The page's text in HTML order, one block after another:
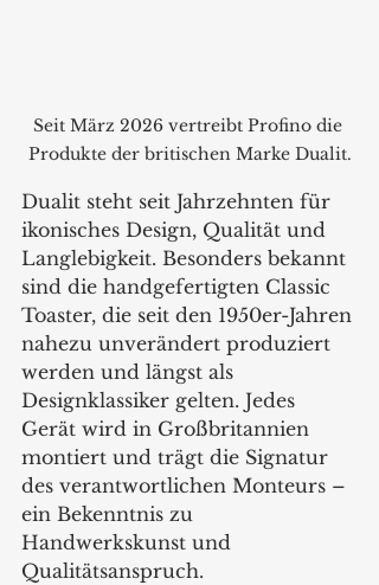
Seit März 2026 vertreibt Profino die
Produkte der britischen Marke Dualit.
Dualit steht seit Jahrzehnten für
ikonisches Design, Qualität und
Langlebigkeit. Besonders bekannt
sind die handgefertigten Classic
Toaster, die seit den 1950er-Jahren
nahezu unverändert produziert
werden und längst als
Designklassiker gelten. Jedes
Gerät wird in Großbritannien
montiert und trägt die Signatur
des verantwortlichen Monteurs –
ein Bekenntnis zu
Handwerkskunst und
Qualitätsanspruch.